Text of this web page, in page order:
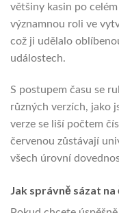
většiny kasin po
významnou roli ve
což ji udělalo
událostech.
S postupem času se
různých verzích, jako
verze se liší počtem
červenou zůstávají
všech úrovní
Jak správně sázat